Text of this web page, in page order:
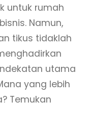
untuk rumah
Namun,
tikus tidaklah
utama
yang lebih
Temukan